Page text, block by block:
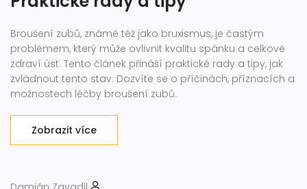
Broušení zubů, známé též jako bruxismus, je častým
problémem, který může ovlivnit kvalitu spánku a celkové
zdraví úst. Tento článek přináší praktické rady a tipy, jak
zvládnout tento stav. Dozvíte se o příčinách, příznacích a
možnostech léčby broušení zubů.
Zobrazit více